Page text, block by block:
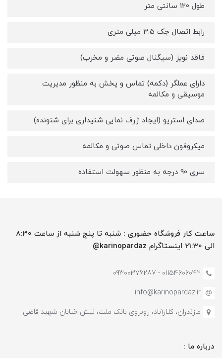
طول 120 سانتی متر
رابط اتصال جک 3.5 میلی متری
فاقد نویز (سیگنال صوتی مضر و مخرب)
دارای عملگر (دکمه) تماس و پخش به منظور مدیریت
موسیقی و مکالمه
صدای استریو (ایجاد ژرف نمایی شنیداری برای شنونده)
میکروفون داخلی تماس صوتی و مکالمه
سری 90 درجه به منظور سهولت استفاده
ساعت کار فروشگاه حضوری : شنبه تا پنج شنبه از ساعت 8:30
الی 21:30 اینستاگرام karinopardaz@
01154606042 - 09300376287
info@karinopardaz.ir
مازندران، کلارآباد، روبروی بانک ملت، نبش خیابان شهید قاضی
درباره ما :